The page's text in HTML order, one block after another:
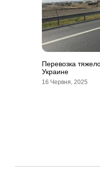
Перевозка
Украине
16 Червня, 2025